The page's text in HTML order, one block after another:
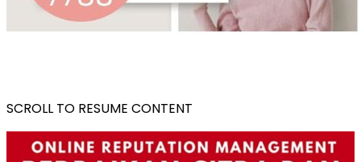
SCROLL TO RESUME CONTENT